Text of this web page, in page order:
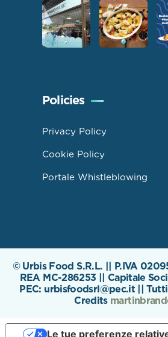
Policies
Privacy Policy
Cookie Policy
Portale Whistleblowing
© Urbis Food S.R.L. || P.IVA
REA MC-286253 || Capitale
PEC: urbisfoodsrl@pec.it ||
Credits
Le tue preferenze